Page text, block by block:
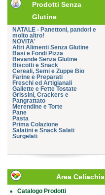
Prodotti Senza
Glutine
NATALE - Panettoni, pandori e
molto altro!
NOVITA'
Altri Alimenti Senza Glutine
Basi e Fondi Pizza
Bevande Senza Glutine
Biscotti e Snack
Cereali, Semi e Zuppe Bio
Farine e Preparati
Freschi ed Artigianali
Gallette e Fette Tostate
Grissini, Crackers e
Pangrattato
Merendine e Torte
Pane
Pasta
Prima Colazione
Salatini e Snack Salati
Surgelati
Area Celiachia
Catalogo Prodotti